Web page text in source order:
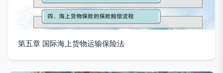
第五章 国际海上货物运输保险法